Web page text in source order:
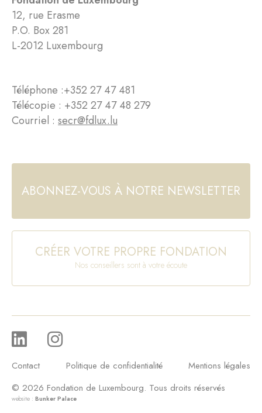
12, rue Erasme
P.O. Box 281
L-2012 Luxembourg
Téléphone :+352 27 47 481
Télécopie : +352 27 47 48 279
Courriel : secr@fdlux.lu
ABONNEZ-VOUS À NOTRE NEWSLETTER
CRÉER VOTRE PROPRE FONDATION
Nos conseillers sont à votre écoute
Contact Politique de confidentialité
Mentions légales
© 2026 Fondation de Luxembourg. Tous droits réservés
website : Bunker Palace